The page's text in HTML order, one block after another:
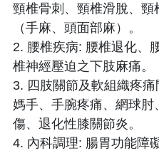
頸椎骨刺、頸椎滑脫、頸
（手麻、頭面部麻）。
2. 腰椎疾病: 腰椎退化、
椎神經壓迫之下肢麻痛。
3. 四肢關節及軟組織疼
媽手、手腕疼痛、網球肘
傷、退化性膝關節炎。
4. 內科調理: 腸胃功能障